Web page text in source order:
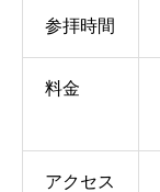
参拝時間
料金
アクセス